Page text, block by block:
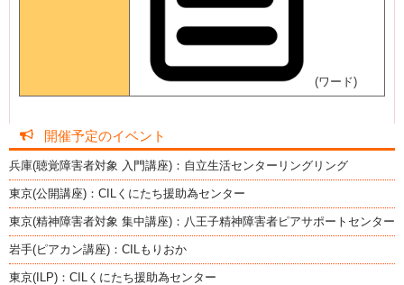
(ワード)
開催予定のイベント
兵庫(聴覚障害者対象 入門講座)：自立生活センターリングリング
東京(公開講座)：CILくにたち援助為センター
東京(精神障害者対象 集中講座)：八王子精神障害者ピアサポートセンター
岩手(ピアカン講座)：CILもりおか
東京(ILP)：CILくにたち援助為センター